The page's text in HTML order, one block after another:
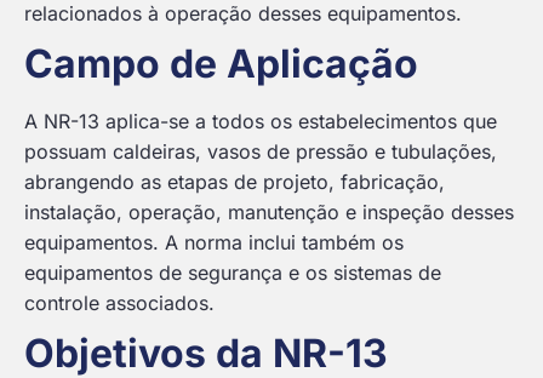
relacionados à operação desses equipamentos.
Campo de Aplicação
A NR-13 aplica-se a todos os estabelecimentos que
possuam caldeiras, vasos de pressão e tubulações,
abrangendo as etapas de projeto, fabricação,
instalação, operação, manutenção e inspeção desses
equipamentos. A norma inclui também os
equipamentos de segurança e os sistemas de
controle associados.
Objetivos da NR-13